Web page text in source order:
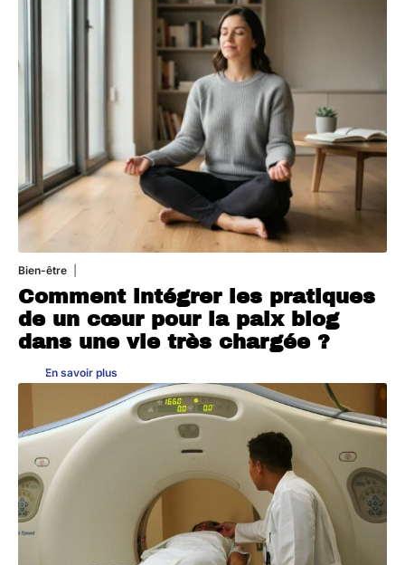
Bien-être
Comment intégrer les pratiques
de un cœur pour la paix blog
dans une vie très chargée ?
En savoir plus